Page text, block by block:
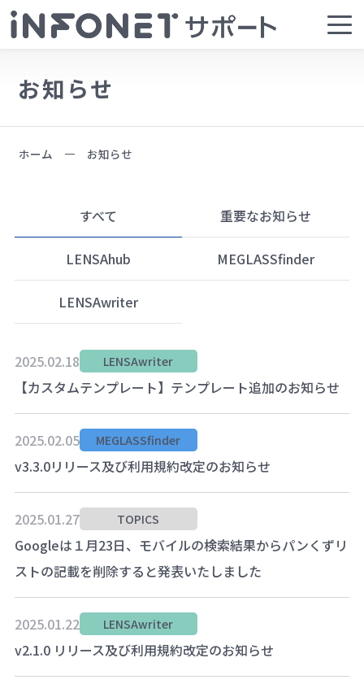
お知らせ
ホーム お知らせ
すべて 重要なお知らせ
LENSAhub MEGLASSfinder
LENSAwriter
2025.02.18 LENSAwriter
【カスタムテンプレート】テンプレート追加のお知らせ
2025.02.05 MEGLASSfinder
v3.3.0リリース及び利用規約改定のお知らせ
2025.01.27 TOPICS
Googleは１月23日、モバイルの検索結果からパンくずリ
ストの記載を削除すると発表いたしました
2025.01.22 LENSAwriter
v2.1.0 リリース及び利用規約改定のお知らせ